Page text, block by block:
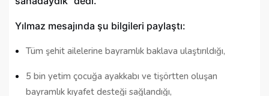
Yılmaz mesajında şu bilgileri paylaştı:
Tüm şehit ailelerine bayramlık baklava ulaştırıldığı,
5 bin yetim çocuğa ayakkabı ve tişörtten oluşan
bayramlık kıyafet desteği sağlandığı,